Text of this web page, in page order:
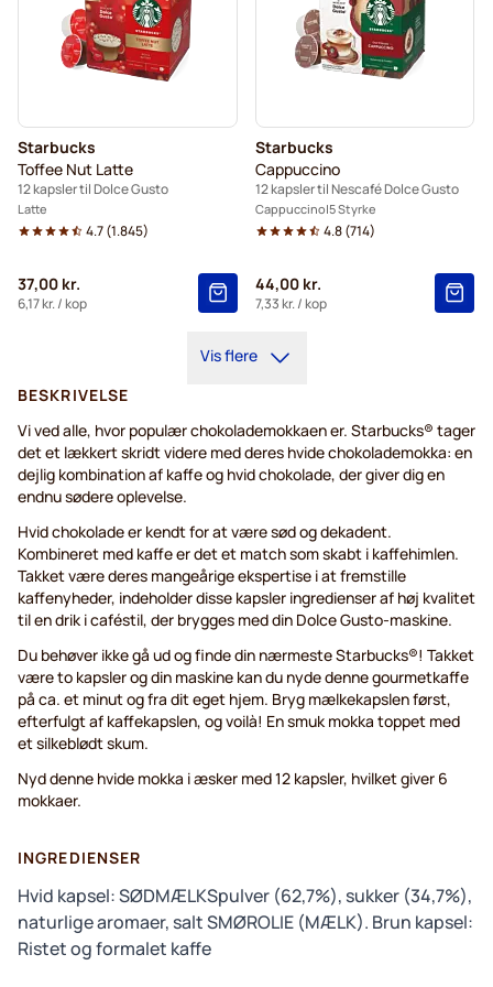
Starbucks
Toffee Nut Latte
12 kapsler til Dolce Gusto
Latte
4.7(1.845)
37,00 kr.
6,17 kr./ kop
Starbucks
Cappuccino
12 kapsler til Nescafé Dolce Gusto
Cappuccino 5 Styrke
4.8(714)
44,00 kr.
7,33 kr./ kop
Vis flere
BESKRIVELSE
Vi ved alle, hvor populær chokolademokkaen er. Starbucks® tager
det et lækkert skridt videre med deres hvide chokolademokka: en
dejlig kombination af kaffe og hvid chokolade, der giver dig en
endnu sødere oplevelse.
Hvid chokolade er kendt for at være sød og dekadent.
Kombineret med kaffe er det et match som skabt i kaffehimlen.
Takket være deres mangeårige ekspertise i at fremstille
kaffenyheder, indeholder disse kapsler ingredienser af høj kvalitet
til en drik i caféstil, der brygges med din Dolce Gusto-maskine.
Du behøver ikke gå ud og finde din nærmeste Starbucks®! Takket
være to kapsler og din maskine kan du nyde denne gourmetkaffe
på ca. et minut og fra dit eget hjem. Bryg mælkekapslen først,
efterfulgt af kaffekapslen, og voilà! En smuk mokka toppet med
et silkeblødt skum.
Nyd denne hvide mokka i æsker med 12 kapsler, hvilket giver 6
mokkaer.
INGREDIENSER
Hvid kapsel: SØDMÆLKSpulver (62,7%), sukker (34,7%),
naturlige aromaer, salt SMØROLIE (MÆLK). Brun kapsel:
Ristet og formalet kaffe